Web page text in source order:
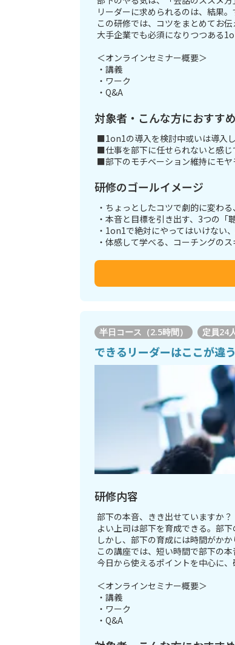
リーダーに求められるのは、結果
この研修では、コツをまとめてお
大手企業でも必須になりつつある
＜オンラインセミナー概要＞
・講義
・ワーク
・Q&A
対象者・こんな方におすすめ
■1on1の導入を検討中或いは導入
■仕事を部下に任せられないと感じ
■部下のモチベーション維持にモヤ
研修のゴールイメージ
・ちょっとしたコツで劇的に変わ
・本音と目標を引き出す、3つの「
・1on1で絶対にやってはいけない
・体感して学べる、コーチングの
半日コース（2.5時間） 定員24
できるリーダーはここが違
研修内容
部下の本音、きき出せていますか？
よい上司は部下を育成できる。部
しかし、部下の育成には時間がか
この講座では、短い時間で部下の
今日から使えるポイントを中心に
＜オンラインセミナー概要＞
・講義
・ワーク
・Q&A